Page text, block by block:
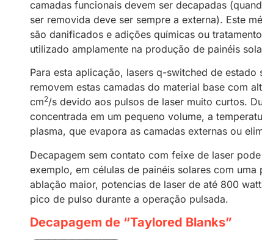
camadas funcionais devem ser decapadas
ser removida deve ser sempre a externa). Este
são danificados e adições químicas ou
utilizado amplamente na produção de painéis
Para esta aplicação, lasers q-switched de
removem estas camadas do material base com
cm2/s devido aos pulsos de laser muito curtos.
concentrada em um pequeno volume, a
plasma, que evapora as camadas externas ou
Decapagem sem contato com feixe de laser
exemplo, em células de painéis solares com
ablação maior, potencias de laser de até 800
pico de pulso durante a operação pulsada.
Decapagem de “Taylored Blanks”